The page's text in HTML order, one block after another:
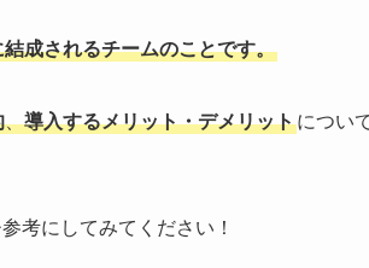
成されるチームのことです。
、導入するメリット・デメリットについ
考にしてみてください！